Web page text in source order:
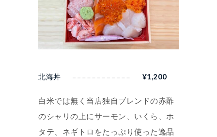
北海丼 ¥1,200
白米では無く当店独自ブレンドの赤酢
のシャリの上にサーモン、いくら、ホ
タテ、ネギトロをたっぷり使った逸品